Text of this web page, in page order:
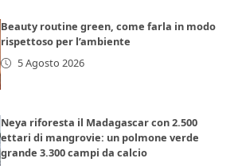
Beauty routine green, come farla in modo
rispettoso per l’ambiente
5 Agosto 2026
Neya riforesta il Madagascar con 2.500
ettari di mangrovie: un polmone verde
grande 3.300 campi da calcio